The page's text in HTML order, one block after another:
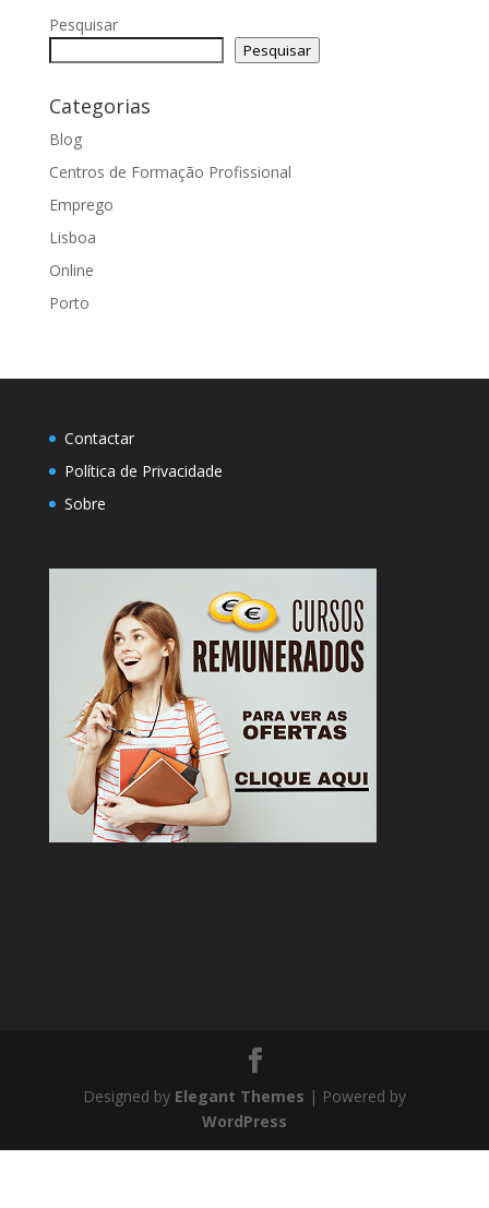
Pesquisar
Pesquisar
Categorias
Blog
Centros de Formação Profissional
Emprego
Lisboa
Online
Porto
Contactar
Política de Privacidade
Sobre
Designed by Elegant Themes | Powered by
WordPress